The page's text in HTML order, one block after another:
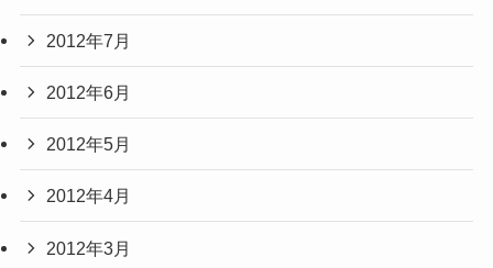
2012年7月
2012年6月
2012年5月
2012年4月
2012年3月